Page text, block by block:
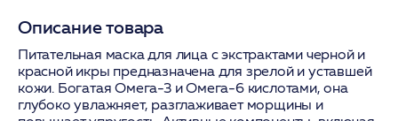
Описание товара
Питательная маска для лица с экстрактами черной и
красной икры предназначена для зрелой и уставшей
кожи. Богатая Омега-3 и Омега-6 кислотами, она
глубоко увлажняет, разглаживает морщины и